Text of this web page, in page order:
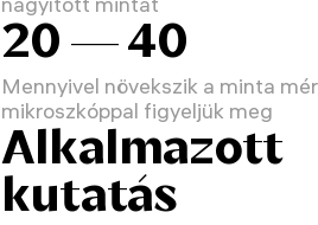
20 — 40
Mennyivel növekszik a minta
mikroszkóppal figyeljük meg
Alkalmazott
kutatás